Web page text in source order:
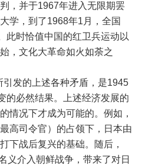
，并于1967年进入无限期罢
学，到了1968年1月，全国
此时恰值中国的红卫兵运动以
，文化大革命如火如荼之
发的上述各种矛盾，是1945
的必然结果。上述经济发展的
情况下才成为可能的。例如，
高司令官）的占领下，日本由
下战后复兴的基础。随后，
义介入朝鲜战争，带来了对日